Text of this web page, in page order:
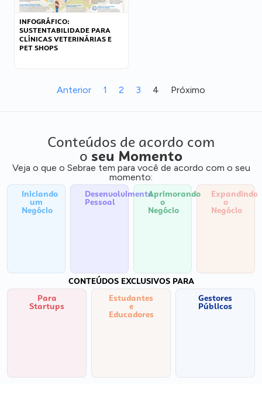
INFOGRÁFICO:
SUSTENTABILIDADE PARA
CLÍNICAS VETERINÁRIAS E
PET SHOPS
Anterior 1 2 3 4 Próximo
Conteúdos de acordo com
o seu Momento
Veja o que o Sebrae tem para você de acordo com o seu
momento:
Iniciando
um
Negócio
Desenvolvimento
Pessoal
Aprimorando
o
Negócio
Expandindo
o
Negócio
CONTEÚDOS EXCLUSIVOS PARA
Para
Startups
Estudantes
e
Educadores
Gestores
Públicos